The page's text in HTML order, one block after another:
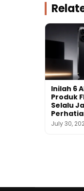
Inilah 6
Produk
Selalu
July 30,